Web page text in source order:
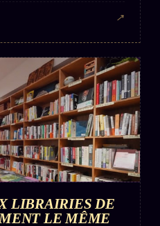
↗
LIBRAIRIES DE
LE MÊME